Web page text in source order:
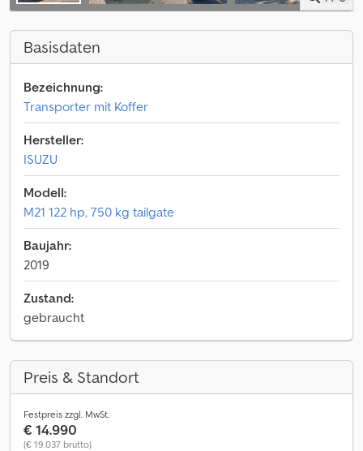
Basisdaten
Bezeichnung:
Transporter mit Koffer
Hersteller:
ISUZU
Modell:
M21 122 hp, 750 kg tailgate
Baujahr:
2019
Zustand:
gebraucht
Preis & Standort
Festpreis zzgl. MwSt.
€ 14.990
(€ 19.037 brutto)